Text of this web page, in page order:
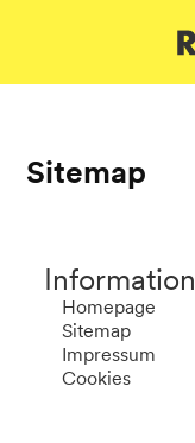
Sitemap
Information
Homepage
Sitemap
Impressum
Cookies